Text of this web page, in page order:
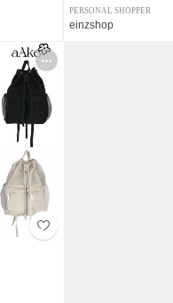
PERSONAL SHOPPER
einzshop